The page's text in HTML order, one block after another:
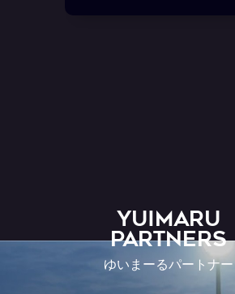
YUIMARU
Partners
ゆいまーるパートナー